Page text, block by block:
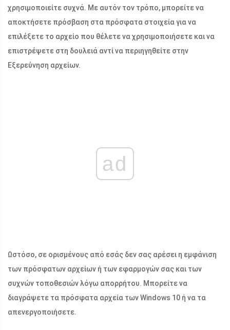
χρησιμοποιείτε συχνά. Με αυτόν τον τρόπο, μπορείτε να
αποκτήσετε πρόσβαση στα πρόσφατα στοιχεία για να
επιλέξετε το αρχείο που θέλετε να χρησιμοποιήσετε και να
επιστρέψετε στη δουλειά αντί να περιηγηθείτε στην
Εξερεύνηση αρχείων.
ad
Ωστόσο, σε ορισμένους από εσάς δεν σας αρέσει η εμφάνιση
των πρόσφατων αρχείων ή των εφαρμογών σας και των
συχνών τοποθεσιών λόγω απορρήτου. Μπορείτε να
διαγράψετε τα πρόσφατα αρχεία των Windows 10 ή να τα
απενεργοποιήσετε.